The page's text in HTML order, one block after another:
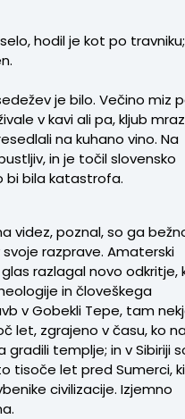
hodil je kot po travniku;
je bilo. Večino miz
v kavi ali pa, kljub
na kuhano vino. Na
in je točil slovensko
bi bila katastrofa.
videz, poznal, so ga
razprave. Amaterski
razlagal novo odkritje,
in človeškega
v Gobekli Tepe, tam
let, zgrajeno v času, ko
templje; in v Sibiriji
tisoče let pred Sumerci, ki
civilizacije. Izjemno